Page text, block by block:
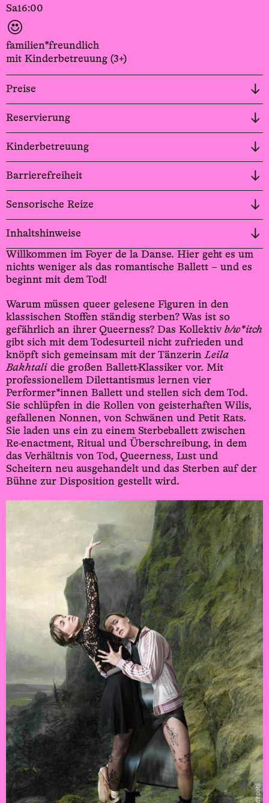
Sa16:00
familien*freundlich
mit Kinderbetreuung (3+)
Preise
Reservierung
Kinderbetreuung
Barrierefreiheit
Sensorische Reize
Inhaltshinweise
Willkommen im Foyer de la Danse. Hier geht es um
nichts weniger als das romantische Ballett – und es
beginnt mit dem Tod!
Warum müssen queer gelesene Figuren in den
klassischen Stoffen ständig sterben? Was ist so
gefährlich an ihrer Queerness? Das Kollektiv b/w*itch
gibt sich mit dem Todesurteil nicht zufrieden und
knöpft sich gemeinsam mit der TänzerinLeila
Bakhtali die großen Ballett-­Klassiker vor. Mit
professionellem Dilettantismus lernen vier
Performer*­innen Ballett und stellen sich dem Tod.
Sie schlüpfen in die Rollen von geisterhaften Wilis,
gefallenen Nonnen, von Schwänen und Petit Rats.
Sie laden uns ein zu einem Sterbeballett zwischen
Re-­enactment, Ritual und Überschreibung, in dem
das Verhältnis von Tod, Queerness, Lust und
Scheitern neu ausgehandelt und das Sterben auf der
Bühne zur Disposition gestellt wird.